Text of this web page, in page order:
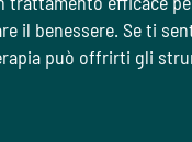
il benessere. Se ti
può offrirti gli